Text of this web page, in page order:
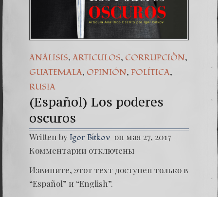
Dr.
ANÁLISIS, ARTICULOS, CORRUPCIÒN,
GUATEMALA, OPINIÓN, POLÍTICA,
RUSIA
(Español) Los poderes
oscuros
Written by Igor Bitkov on мая 27, 2017
Комментарии
oscuros
отключены
Извините, этот техт доступен только в
“Español” и “English”.